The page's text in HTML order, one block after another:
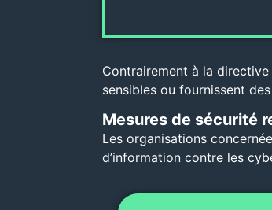
Contrairement à la
sensibles ou fournissent
Mesures de sécurité
Les organisations
d’information contre les